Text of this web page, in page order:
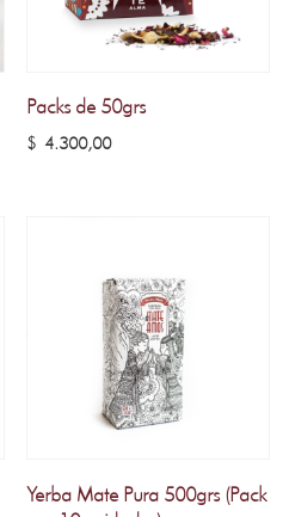
Packs de 50grs
$4.300,00
Yerba Mate Pura 500grs (Pack